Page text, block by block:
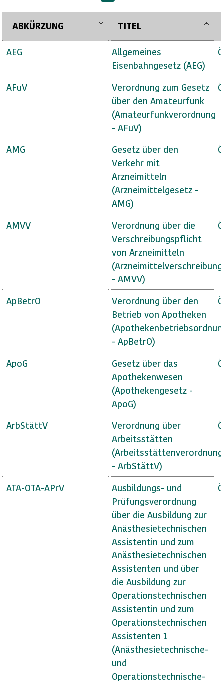
ABKÜRZUNG TITEL
AEG
Allgemeines
Eisenbahngesetz (AEG)
AFuV
Verordnung zum Gesetz
über den Amateurfunk
(Amateurfunkverordnung
- AFuV)
AMG
Gesetz über den
Verkehr mit
Arzneimitteln
(Arzneimittelgesetz -
AMG)
AMVV
Verordnung über die
Verschreibungspflicht
von Arzneimitteln
- AMVV)
ApBetrO
Verordnung über den
Betrieb von Apotheken
- ApBetrO)
ApoG
Gesetz über das
Apothekenwesen
(Apothekengesetz -
ApoG)
ArbStättV
Verordnung über
Arbeitsstätten
(Arbeitsstättenverordnung
- ArbStättV)
ATA-OTA-APrV
Ausbildungs- und
Prüfungsverordnung
über die Ausbildung zur
Anästhesietechnischen
Assistentin und zum
Anästhesietechnischen
Assistenten und über
die Ausbildung zur
Operationstechnischen
Assistentin und zum
Operationstechnischen
Assistenten 1
(Anästhesietechnische-
und
Operationstechnische-